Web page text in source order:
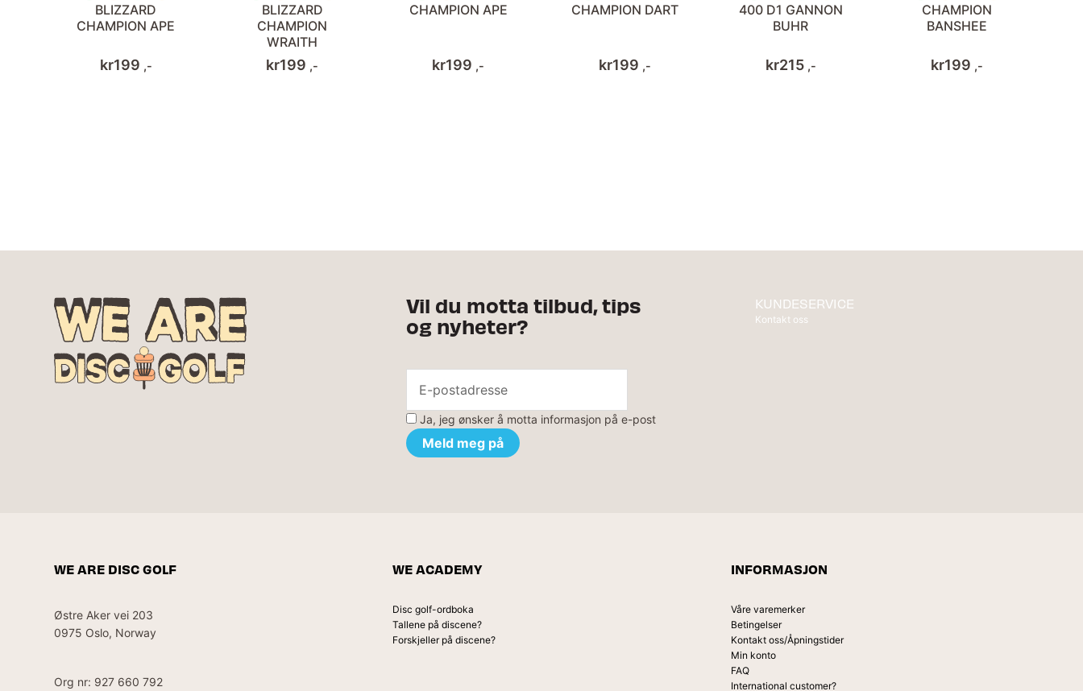
BLIZZARD
CHAMPION APE
kr199 ,-
BLIZZARD
CHAMPION
WRAITH
kr199 ,-
CHAMPION APE
kr199 ,-
CHAMPION DART
kr199 ,-
400 D1 GANNON
BUHR
kr215 ,-
CHAMPION
BANSHEE
kr199 ,-
Vil du motta tilbud, tips
og nyheter?
Ja, jeg ønsker å motta informasjon på e-post
KUNDESERVICE
Kontakt oss
WE ARE DISC GOLF
Østre Aker vei 203
0975 Oslo, Norway
Org nr: 927 660 792
WE ACADEMY
Disc golf-ordboka
Tallene på discene?
Forskjeller på discene?
INFORMASJON
Våre varemerker
Betingelser
Kontakt oss/Åpningstider
Min konto
FAQ
International customer?